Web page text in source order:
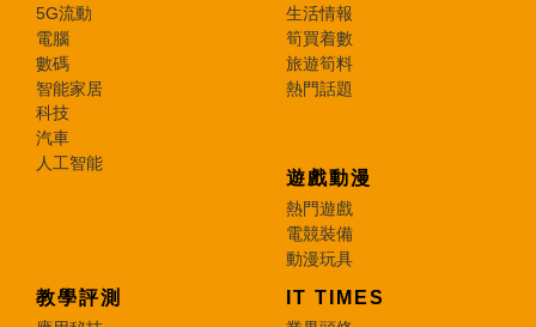
5G流動
電腦
數碼
智能家居
科技
汽車
人工智能
生活情報
筍買着數
旅遊筍料
熱門話題
遊戲動漫
熱門遊戲
電競裝備
動漫玩具
教學評測 IT TIMES